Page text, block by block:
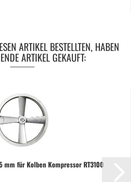
ARTIKEL BESTELLTEN, HABEN
ARTIKEL GEKAUFT:
mm für Kolben Kompressor RT3100